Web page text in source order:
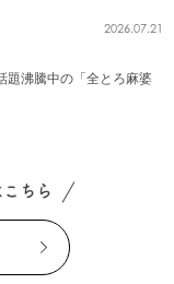
2026.07.21
題沸騰中の「全とろ麻婆
ちら